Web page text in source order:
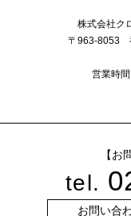
株式会社ク
〒963-8053
営業時
【お
tel.
お問い合